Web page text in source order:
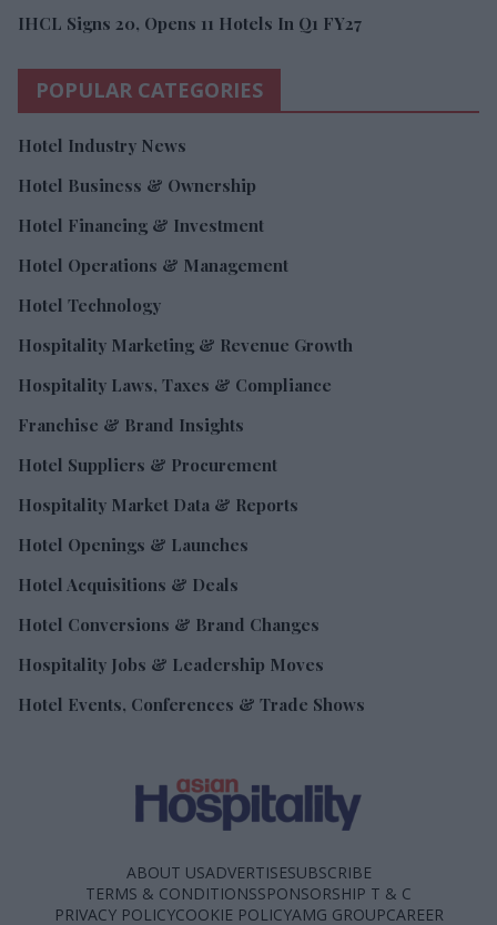
IHCL Signs 20, Opens 11 Hotels In Q1 FY27
POPULAR CATEGORIES
Hotel Industry News
Hotel Business & Ownership
Hotel Financing & Investment
Hotel Operations & Management
Hotel Technology
Hospitality Marketing & Revenue Growth
Hospitality Laws, Taxes & Compliance
Franchise & Brand Insights
Hotel Suppliers & Procurement
Hospitality Market Data & Reports
Hotel Openings & Launches
Hotel Acquisitions & Deals
Hotel Conversions & Brand Changes
Hospitality Jobs & Leadership Moves
Hotel Events, Conferences & Trade Shows
ABOUT USADVERTISESUBSCRIBE
TERMS & CONDITIONSSPONSORSHIP T & C
PRIVACY POLICYCOOKIE POLICYAMG GROUPCAREER